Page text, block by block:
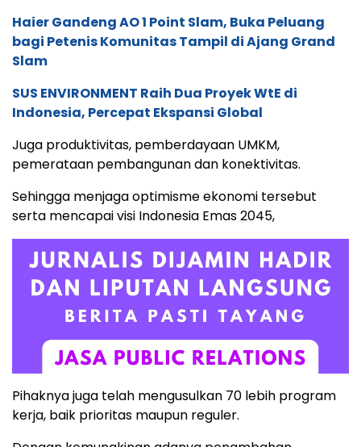
Haier Gandeng AO 1 Point Slam, Buka Peluang
bagi Petenis Komunitas Tampil di Ajang Grand
Slam
SUS ENVIRONMENT Raih Dua Proyek WtE di
Indonesia, Percepat Ekspansi Global
Juga produktivitas, pemberdayaan UMKM,
pemerataan pembangunan dan konektivitas.
Sehingga menjaga optimisme ekonomi tersebut
serta mencapai visi Indonesia Emas 2045,
Pihaknya juga telah mengusulkan 70 lebih program
kerja, baik prioritas maupun reguler.